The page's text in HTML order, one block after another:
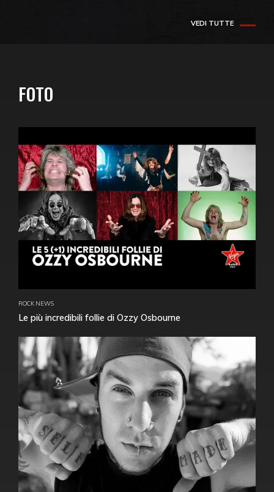
VEDI TUTTE
FOTO
ROCK NEWS
Le più incredibili follie di Ozzy Osbourne